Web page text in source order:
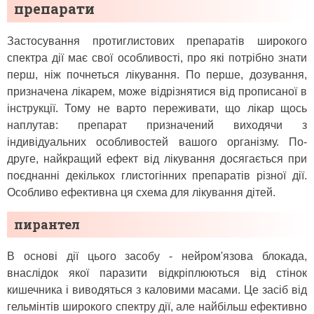
препарати
Застосування протиглистових препаратів широкого
спектра дії має свої особливості, про які потрібно знати
перш, ніж почнеться лікування. По перше, дозування,
призначена лікарем, може відрізнятися від прописаної в
інструкції. Тому не варто переживати, що лікар щось
наплутав: препарат призначений виходячи з
індивідуальних особливостей вашого організму. По-
друге, найкращий ефект від лікування досягається при
поєднанні декількох глистогінних препаратів різної дії.
Особливо ефективна ця схема для лікування дітей.
пирантел
В основі дії цього засобу - нейром'язова блокада,
внаслідок якої паразити відкріплюються від стінок
кишечника і виводяться з каловими масами. Це засіб від
гельмінтів широкого спектру дії, але найбільш ефективно